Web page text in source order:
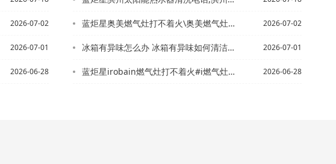
2026-07-02
2026-07-01
2026-06-28
蓝炬星奥美燃气灶打不着火\奥美燃气灶打不着火原因 2026-07-02
冰箱有异味怎么办 冰箱有异味如何清洁，冰箱有异味怎么办 冰箱有异味怎么处理 2026-07-01
蓝炬星irobain燃气灶打不着火#i燃气灶有一边打不着火 2026-06-28